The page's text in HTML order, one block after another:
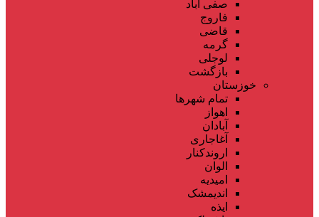
صفی آباد
فاروج
قاضی
گرمه
لوجلی
بازگشت
خوزستان
تمام شهر‌ها
اهواز
آبادان
آغاجاری
اروندکنار
الوان
امیدیه
اندیمشک
ایذه